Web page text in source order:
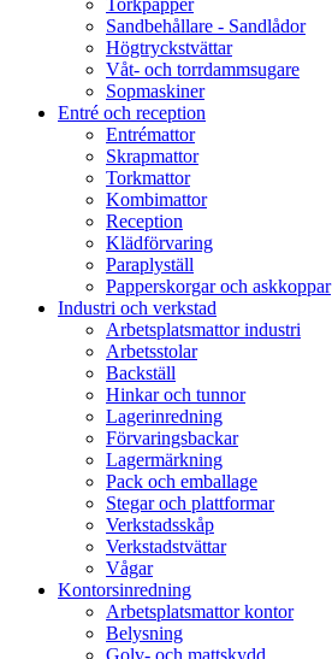
Torkpapper
Sandbehållare - Sandlådor
Högtryckstvättar
Våt- och torrdammsugare
Sopmaskiner
Entré och reception
Entrémattor
Skrapmattor
Torkmattor
Kombimattor
Reception
Klädförvaring
Paraplyställ
Papperskorgar och askkoppar
Industri och verkstad
Arbetsplatsmattor industri
Arbetsstolar
Backställ
Hinkar och tunnor
Lagerinredning
Förvaringsbackar
Lagermärkning
Pack och emballage
Stegar och plattformar
Verkstadsskåp
Verkstadstvättar
Vågar
Kontorsinredning
Arbetsplatsmattor kontor
Belysning
Golv- och mattskydd